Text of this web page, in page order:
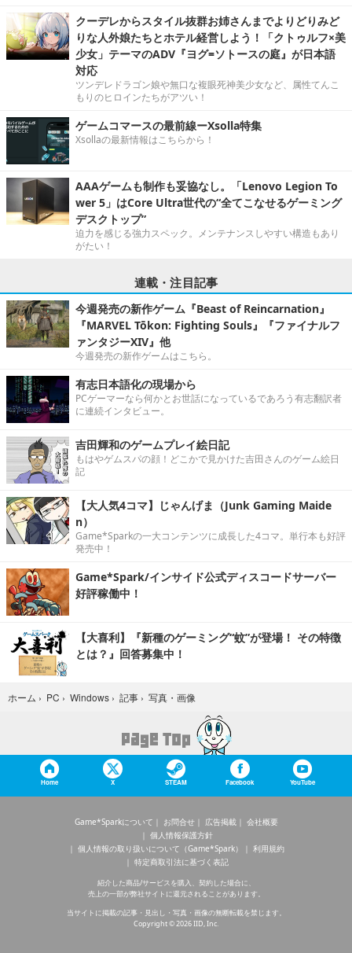
クーデレからスタイル抜群お姉さんまでよりどりみど
りな人外娘たちとホテル経営しよう！「クトゥルフ×美
少女」テーマのADV『ヨグ=ソトースの庭』が日本語
対応
ツンデレドラゴン娘や無口な複眼死神美少女など、属性てんこ
もりのヒロインたちがアツい！
ゲームコマースの最前線ーXsolla特集
Xsollaの最新情報はこちらから！
AAAゲームも制作も妥協なし。「Lenovo Legion To
wer 5」はCore Ultra世代の“全てこなせるゲーミング
デスクトップ”
迫力を感じる強力スペック。メンテナンスしやすい構造もあり
がたい！
連載・注目記事
今週発売の新作ゲーム『Beast of Reincarnation』
『MARVEL Tōkon: Fighting Souls』『ファイナルフ
ァンタジーXIV』他
今週発売の新作ゲームはこちら。
有志日本語化の現場から
PCゲーマーなら何かとお世話になっているであろう有志翻訳者
に連続インタビュー。
吉田輝和のゲームプレイ絵日記
もはやゲムスパの顔！どこかで見かけた吉田さんのゲーム絵日
記
【大人気4コマ】じゃんげま（Junk Gaming Maide
n）
Game*Sparkの一大コンテンツに成長した4コマ。単行本も好評
発売中！
Game*Spark/インサイド公式ディスコードサーバー
好評稼働中！
【大喜利】『新種のゲーミング“蚊”が登場！ その特徴
とは？』回答募集中！
ホーム › PC › Windows › 記事 › 写真・画像
Home X STEAM Facebook YouTube
Game*Sparkについて お問合せ 広告掲載
会社概要
個人情報保護方針
個人情報の取り扱いについて（Game*Spark）
利用規約
特定商取引法に基づく表記
紹介した商品/サービスを購入、契約した場合に、
売上の一部が弊社サイトに還元されることがあります。
当サイトに掲載の記事・見出し・写真・画像の無断転載を禁じます。
Copyright © 2026 IID, Inc.